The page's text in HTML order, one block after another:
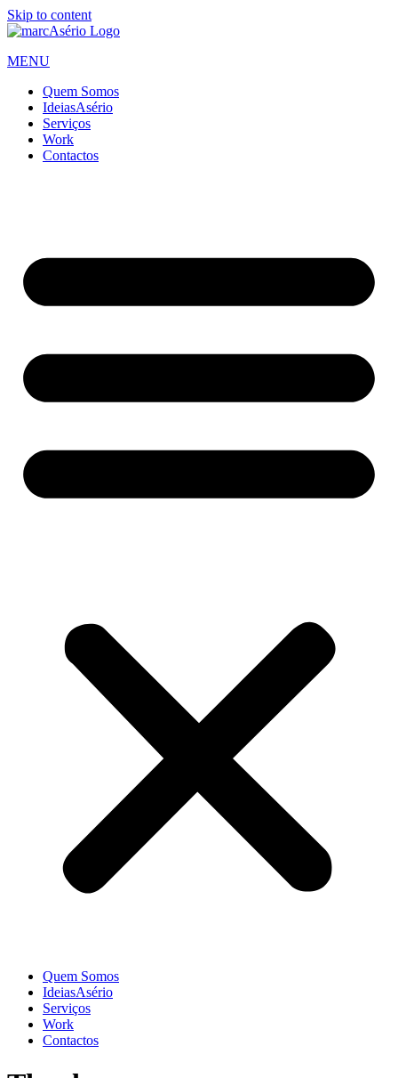
Skip to content
MENU
Quem Somos
IdeiasAsério
Serviços
Work
Contactos
Quem Somos
IdeiasAsério
Serviços
Work
Contactos